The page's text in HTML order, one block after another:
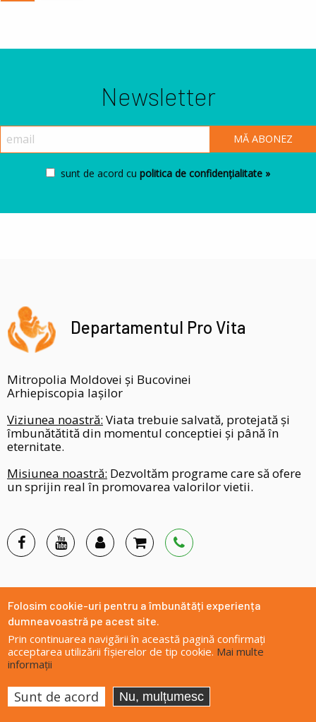
Newsletter
sunt de acord cu politica de confidențialitate »
Departamentul Pro Vita
Mitropolia Moldovei și Bucovinei
Arhiepiscopia Iașilor
Viziunea noastră: Viata trebuie salvată, protejată și
îmbunătătită din momentul conceptiei și până în
eternitate.
Misiunea noastră: Dezvoltăm programe care să ofere
un sprijin real în promovarea valorilor vietii.
Legături utile
DESPRE NOI
IMPLICĂ-TE!
Folosim cookie-uri pentru a îmbunătăți experiența
dumneavoastră pe acest site.
Prin continuarea navigării în această pagină confirmați
acceptarea utilizării fișierelor de tip cookie. Mai multe
informații
Sunt de acord Nu, mulțumesc